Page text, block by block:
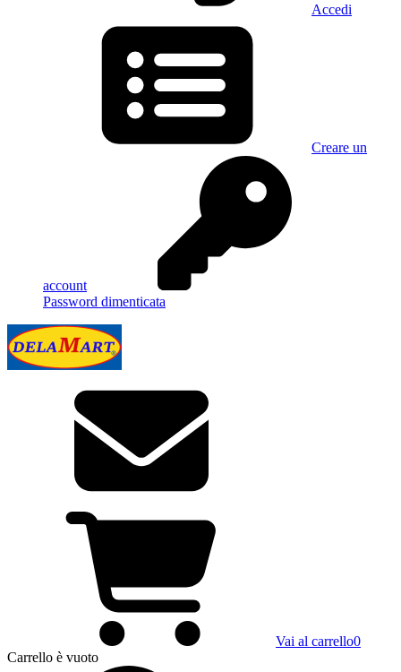
Accedi
Creare un
account
Password dimenticata
Vai al carrello0
Carrello è vuoto